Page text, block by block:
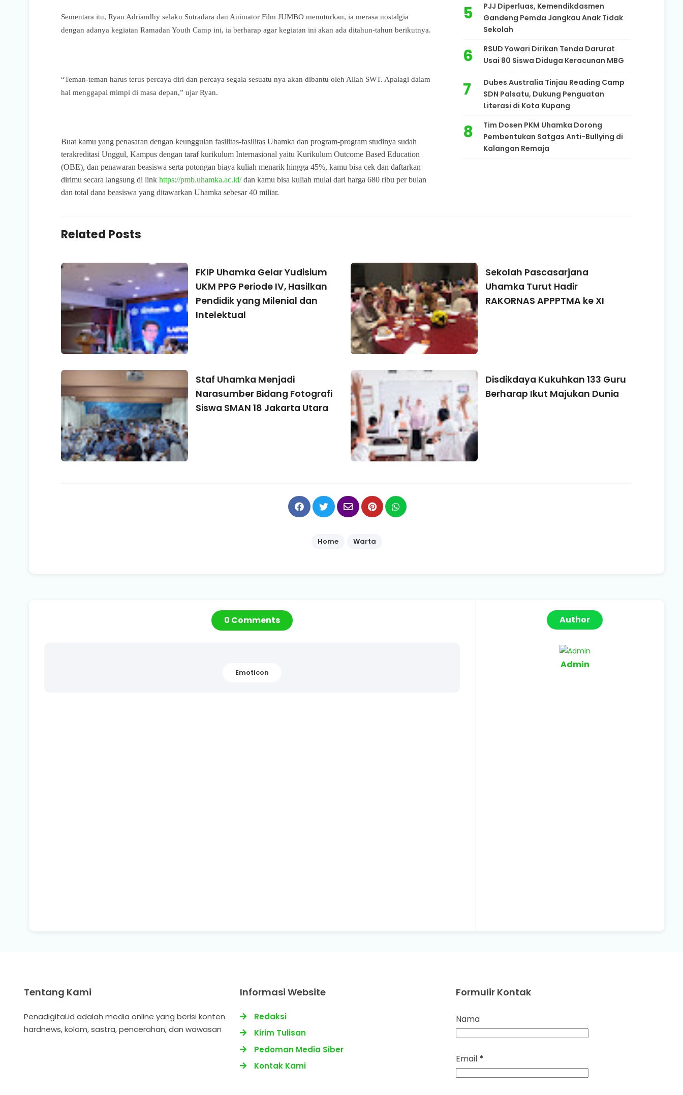
Sementara itu, Ryan Adriandhy selaku Sutradara dan Animator Film JUMBO menuturkan, ia merasa nostalgia
dengan adanya kegiatan Ramadan Youth Camp ini, ia berharap agar kegiatan ini akan ada ditahun-tahun berikutnya.
“Teman-teman harus terus percaya diri dan percaya segala sesuatu nya akan dibantu oleh Allah SWT. Apalagi dalam
hal menggapai mimpi di masa depan,” ujar Ryan.
Buat kamu yang penasaran dengan keunggulan fasilitas-fasilitas Uhamka dan program-program studinya sudah
terakreditasi Unggul, Kampus dengan taraf kurikulum Internasional yaitu Kurikulum Outcome Based Education
(OBE), dan penawaran beasiswa serta potongan biaya kuliah menarik hingga 45%, kamu bisa cek dan daftarkan
dirimu secara langsung di link https://pmb.uhamka.ac.id/dan kamu bisa kuliah mulai dari harga 680 ribu per bulan
dan total dana beasiswa yang ditawarkan Uhamka sebesar 40 miliar.
PJJ Diperluas, Kemendikdasmen
Gandeng Pemda Jangkau Anak Tidak
Sekolah
RSUD Yowari Dirikan Tenda Darurat
Usai 80 Siswa Diduga Keracunan MBG
Dubes Australia Tinjau Reading Camp
SDN Palsatu, Dukung Penguatan
Literasi di Kota Kupang
Tim Dosen PKM Uhamka Dorong
Pembentukan Satgas Anti-Bullying di
Kalangan Remaja
Related Posts
FKIP Uhamka Gelar Yudisium
UKM PPG Periode IV, Hasilkan
Pendidik yang Milenial dan
Intelektual
Sekolah Pascasarjana
Uhamka Turut Hadir
RAKORNAS APPPTMA ke XI
Staf Uhamka Menjadi
Narasumber Bidang Fotografi
Siswa SMAN 18 Jakarta Utara
Disdikdaya Kukuhkan 133 Guru
Berharap Ikut Majukan Dunia
Home Warta
0 Comments
Emoticon
Author
Admin
Tentang Kami
Penadigital.id adalah media online yang berisi konten
hardnews, kolom, sastra, pencerahan, dan wawasan
Informasi Website
Redaksi
Kirim Tulisan
Pedoman Media Siber
Kontak Kami
Formulir Kontak
Nama
Email *